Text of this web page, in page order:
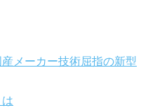
メーカー技術屈指の新型